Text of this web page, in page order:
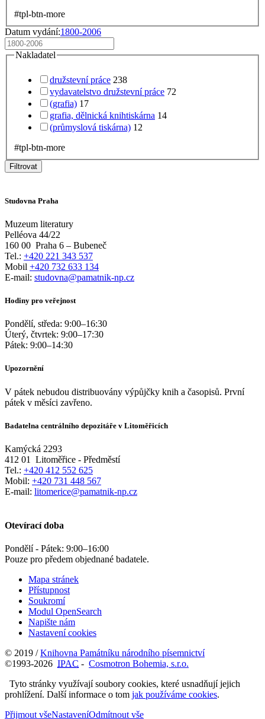
#tpl-btn-more
Datum vydání:1800-2006
Nakladatel
družstevní práce 238
vydavatelstvo družstevní práce 72
(grafia) 17
grafia, dělnická knihtiskárna 14
(průmyslová tiskárna) 12
#tpl-btn-more
Filtrovat
Studovna Praha
Muzeum literatury
Pelléova 44/22
160 00 Praha 6 – Bubeneč
Tel.: +420 221 343 537
Mobil +420 732 633 134
E-mail: studovna@pamatnik-np.cz
Hodiny pro veřejnost
Pondělí, středa: 9:00–16:30
Úterý, čtvrtek: 9:00–17:30
Pátek: 9:00–14:30
Upozornění
V pátek nebudou distribuovány výpůjčky knih a časopisů. První
pátek v měsíci zavřeno.
Badatelna centrálního depozitáře v Litoměřicích
Kamýcká 2293
412 01
Litoměřice - Předměstí
Tel.: +420 412 552 625
Mobil: +420 731 448 567
E-mail: litomerice@pamatnik-np.cz
Otevírací doba
Pondělí - Pátek: 9:00–16:00
Pouze pro předem objednané badatele.
Mapa stránek
Přístupnost
Soukromí
Modul OpenSearch
Napište nám
Nastavení cookies
© 2019 /Knihovna Památníku národního písemnictví
©1993-2026 IPAC - Cosmotron Bohemia, s.r.o.
Tyto stránky využívají soubory cookies, které usnadňují jejich
prohlížení. Další informace o tom jak používáme cookies.
Přijmout všeNastaveníOdmítnout vše